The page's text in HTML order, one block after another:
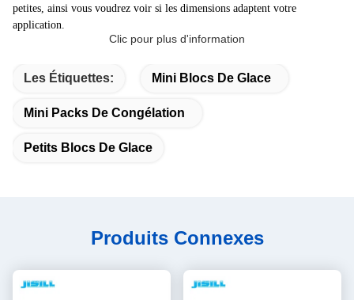
petites, ainsi vous voudrez voir si les dimensions adaptent votre
application.
Clic pour plus d'information
Les Étiquettes: Mini Blocs De Glace
Mini Packs De Congélation
Petits Blocs De Glace
Produits Connexes